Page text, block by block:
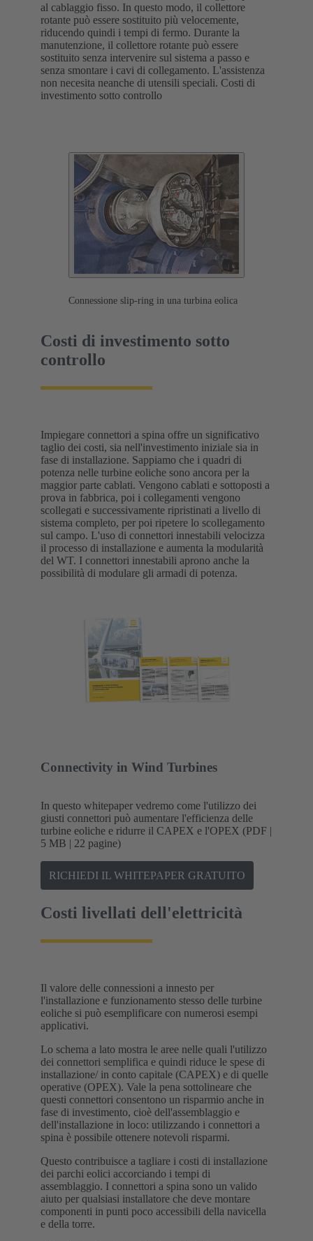
al cablaggio fisso. In questo modo, il collettore
rotante può essere sostituito più velocemente,
riducendo quindi i tempi di fermo. Durante la
manutenzione, il collettore rotante può essere
sostituito senza intervenire sul sistema a passo e
senza smontare i cavi di collegamento. L'assistenza
non necesita neanche di utensili speciali. Costi di
investimento sotto controllo
Connessione slip-ring in una turbina eolica
Costi di investimento sotto
controllo
Impiegare connettori a spina offre un significativo
taglio dei costi, sia nell'investimento iniziale sia in
fase di installazione. Sappiamo che i quadri di
potenza nelle turbine eoliche sono ancora per la
maggior parte cablati. Vengono cablati e sottoposti a
prova in fabbrica, poi i collegamenti vengono
scollegati e successivamente ripristinati a livello di
sistema completo, per poi ripetere lo scollegamento
sul campo. L'uso di connettori innestabili velocizza
il processo di installazione e aumenta la modularità
del WT. I connettori innestabili aprono anche la
possibilità di modulare gli armadi di potenza.
Connectivity in Wind Turbines
In questo whitepaper vedremo come l'utilizzo dei
giusti connettori può aumentare l'efficienza delle
turbine eoliche e ridurre il CAPEX e l'OPEX (PDF |
5 MB | 22 pagine)
RICHIEDI IL WHITEPAPER GRATUITO
Costi livellati dell'elettricità
Il valore delle connessioni a innesto per
l'installazione e funzionamento stesso delle turbine
eoliche si può esemplificare con numerosi esempi
applicativi.
Lo schema a lato mostra le aree nelle quali l'utilizzo
dei connettori semplifica e quindi riduce le spese di
installazione/ in conto capitale (CAPEX) e di quelle
operative (OPEX). Vale la pena sottolineare che
questi connettori consentono un risparmio anche in
fase di investimento, cioè dell'assemblaggio e
dell'installazione in loco: utilizzando i connettori a
spina è possibile ottenere notevoli risparmi.
Questo contribuisce a tagliare i costi di installazione
dei parchi eolici accorciando i tempi di
assemblaggio. I connettori a spina sono un valido
aiuto per qualsiasi installatore che deve montare
componenti in punti poco accessibili della navicella
e della torre.